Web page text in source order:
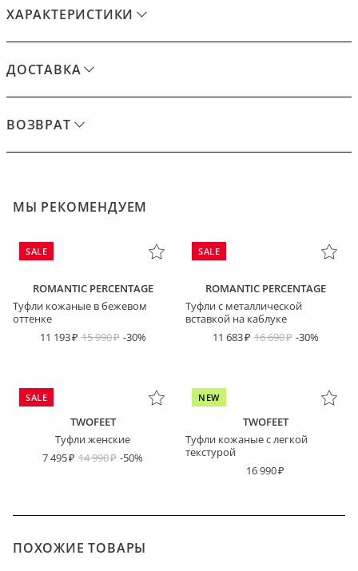
ХАРАКТЕРИСТИКИ
ДОСТАВКА
ВОЗВРАТ
МЫ РЕКОМЕНДУЕМ
SALE
ROMANTIC PERCENTAGE
Туфли кожаные в бежевом
оттенке
11 193
15 990 -30%
SALE
ROMANTIC PERCENTAGE
Туфли с металлической
вставкой на каблуке
11 683
16 690 -30%
SALE
TWOFEET
Туфли женские
7 495
14 990 -50%
NEW
TWOFEET
Туфли кожаные с легкой
текстурой
16 990
ПОХОЖИЕ ТОВАРЫ